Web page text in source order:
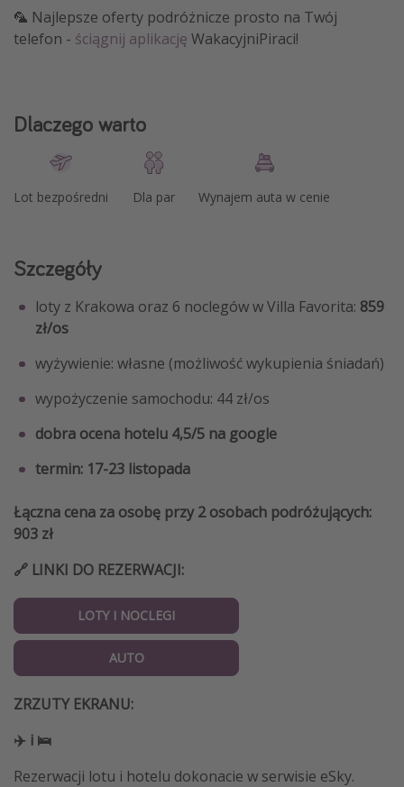
🦜 Najlepsze oferty podróżnicze prosto na Twój
telefon - ściągnij aplikację WakacyjniPiraci!
Dlaczego warto
Lot bezpośredni Dla par Wynajem auta w cenie
Szczegóły
loty z Krakowa oraz 6 noclegów w Villa Favorita: 859
zł/os
wyżywienie: własne (możliwość wykupienia śniadań)
wypożyczenie samochodu: 44 zł/os
dobra ocena hotelu 4,5/5 na google
termin: 17-23 listopada
Łączna cena za osobę przy 2 osobach podróżujących:
903 zł
🔗 LINKI DO REZERWACJI:
LOTY I NOCLEGI
AUTO
ZRZUTY EKRANU:
✈️ i 🛌
Rezerwacji lotu i hotelu dokonacie w serwisie eSky.